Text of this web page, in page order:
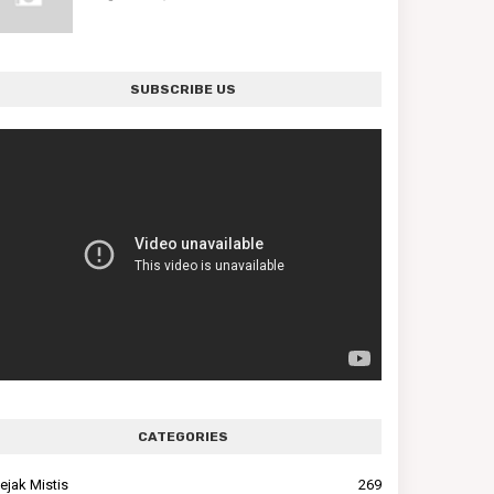
SUBSCRIBE US
CATEGORIES
Mistis 269